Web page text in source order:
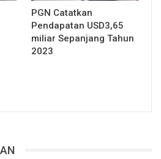
PGN Catatkan
Pendapatan USD3,65
miliar Sepanjang Tahun
2023